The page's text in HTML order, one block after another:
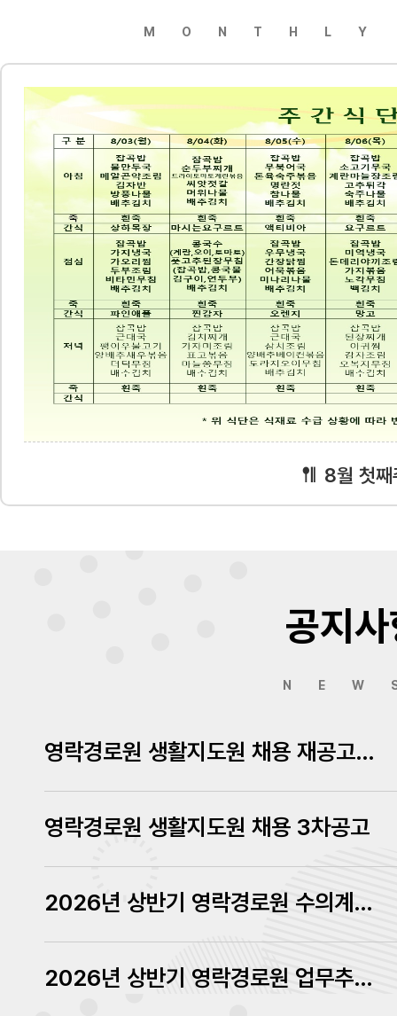
8월 첫
공지
영락경로원 생활지도원 채용 재공고에 따른 서류심사결과 발표
영락경로원 생활지도원 채용 3차공고
2026년 상반기 영락경로원 수의계약 내역 공고
2026년 상반기 영락경로원 업무추진비 내역 공고